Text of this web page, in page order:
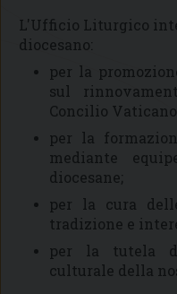
L'Ufficio Liturgico
diocesano:
per la
sul
Concilio
per la
mediante
diocesane;
per la cura
tradizione e
per la tutela
culturale della